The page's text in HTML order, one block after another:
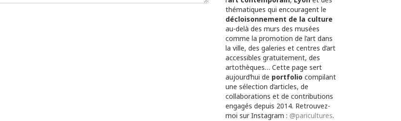
thématiques qui encouragent le
décloisonnement de la culture
au-delà des murs des musées
comme la promotion de l’art dans
la ville, des galeries et centres d’art
accessibles gratuitement, des
artothèques… Cette page sert
aujourd’hui de portfolio compilant
une sélection d’articles, de
collaborations et de contributions
engagés depuis 2014. Retrouvez-
moi sur Instagram : @paricultures.